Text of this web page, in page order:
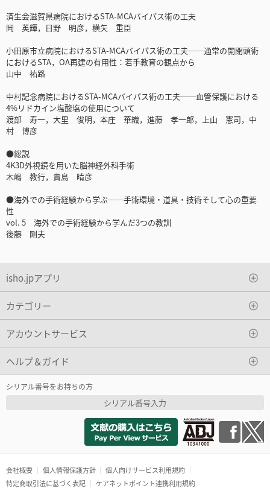
済生会滋賀県病院におけるSTA-MCAバイパス術の工夫
岡 英輝，日野 明彦，横矢 重臣
小田原市立病院におけるSTA-MCAバイパス術の工夫──通常の開閉頭術
におけるSTA，OA再建の有用性：若手教育の観点から
山中 祐路
中村記念病院におけるSTA-MCAバイパス術の工夫──血管保護における
4%リドカイン塩酸塩の使用について
渡部 寿一，大里 俊明，本庄 華織，進藤 孝一郎，上山 憲司，中
村 博彦
●総説
4K3D外視鏡を用いた脳神経外科手術
木嶋 教行，貴島 晴彦
●海外での手術経験から学ぶ──手術環境・道具・技術そして心の重要
性
vol. 5 海外での手術経験から学んだ3つの教訓
後藤 剛夫
isho.jpアプリ
カテゴリー
アカウントサービス
ヘルプ＆ガイド
シリアル番号をお持ちの方
シリアル番号入力
会社概要 個人情報保護方針
個人向けサービス利用規約
特定商取引法に基づく表記
ケアネットポイント連携利用規約